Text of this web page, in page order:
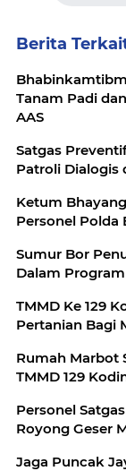
Berita
Tanam Padi
AAS
Satgas
Patroli Dialogis
Ketum
Personel Polda
Sumur Bor
Dalam Program
TMMD Ke 129
Pertanian Bagi
Rumah Marbot
TMMD 129
Personel
Royong Geser
Jaga Puncak